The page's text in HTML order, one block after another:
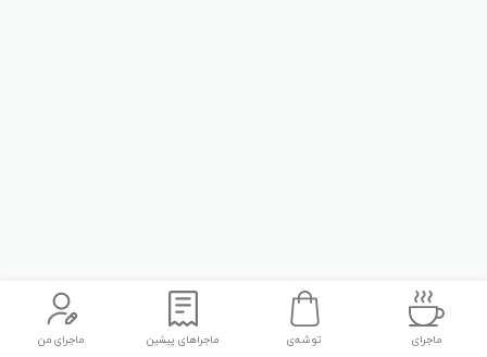
ماجرای توشه‌ی ماجراهای پیشین ماجرای من